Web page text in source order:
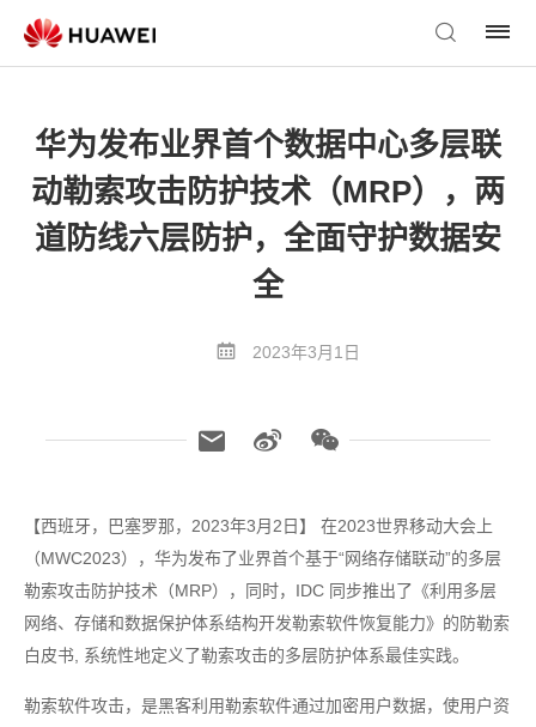
华为发布业界首个数据中心多层联
动勒索攻击防护技术（MRP），两
道防线六层防护，全面守护数据安
全
2023年3月1日
【西班牙，巴塞罗那，2023年3月2日】 在2023世界移动大会上
（MWC2023），华为发布了业界首个基于“网络存储联动”的多层
勒索攻击防护技术（MRP），同时，IDC 同步推出了《利用多层
网络、存储和数据保护体系结构开发勒索软件恢复能力》的防勒索
白皮书, 系统性地定义了勒索攻击的多层防护体系最佳实践。
勒索软件攻击，是黑客利用勒索软件通过加密用户数据，使用户资